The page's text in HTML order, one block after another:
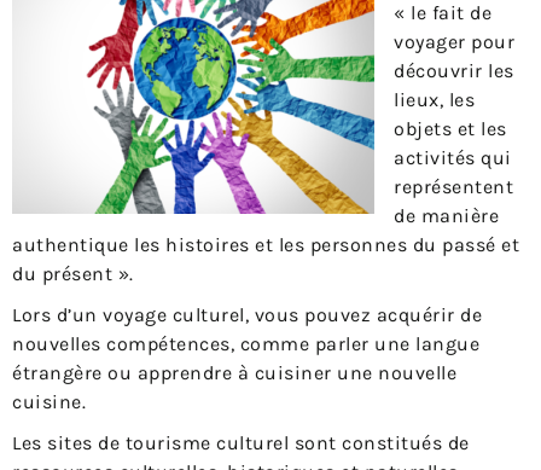
« le fait de
voyager pour
découvrir les
lieux, les
objets et les
activités qui
représentent
de manière
authentique les histoires et les personnes du passé et
du présent ».
Lors d’un voyage culturel, vous pouvez acquérir de
nouvelles compétences, comme parler une langue
étrangère ou apprendre à cuisiner une nouvelle
cuisine.
Les sites de tourisme culturel sont constitués de